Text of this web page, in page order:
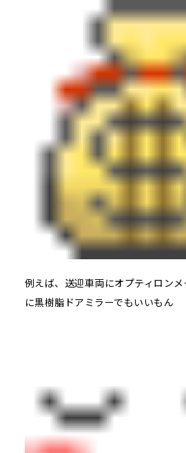
例えば、送迎車両にオプティロン
に黒樹脂ドアミラーでもいいもん